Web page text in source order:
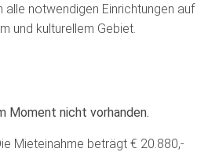
alle notwendigen Einrichtungen auf
und kulturellem Gebiet.
Moment nicht vorhanden.
Mieteinahme beträgt € 20.880,-